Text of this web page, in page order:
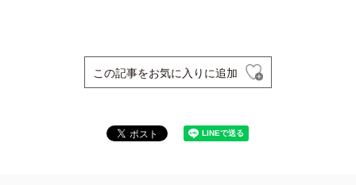
この記事をお気に入りに追加